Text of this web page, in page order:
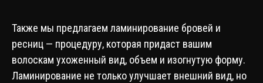
Также мы предлагаем ламинирование бровей и
ресниц — процедуру, которая придаст вашим
волоскам ухоженный вид, объем и изогнутую форму.
Ламинирование не только улучшает внешний вид, но